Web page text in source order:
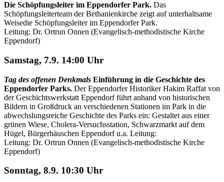
Die Schöpfungsleiter im Eppendorfer Park. Das
Schöpfungsleiterteam der Bethanienkirche zeigt auf unterhaltsame
Weisedie Schöpfungsleiter im Eppendorfer Park.
Leitung: Dr. Ortrun Onnen (Evangelisch-methodistische Kirche
Eppendorf)
Samstag, 7.9. 14:00 Uhr
Tag des offenen Denkmals Einführung in die Geschichte des
Eppendorfer Parks. Der Eppendorfer Historiker Hakim Raffat von
der Geschichtswerkstatt Eppendorf führt anhand von historischen
Bildern in Großdruck an verschiedenen Stationen im Park in die
abwechslungsreiche Geschichte des Parks ein: Gestaltet aus einer
grünen Wiese, Cholera-Versuchsstation, Schwarzmarkt auf dem
Hügel, Bürgerhäuschen Eppendorf u.a. Leitung:
Leitung: Dr. Ortrun Onnen (Evangelisch-methodistische Kirche
Eppendorf)
Sonntag, 8.9. 10:30 Uhr